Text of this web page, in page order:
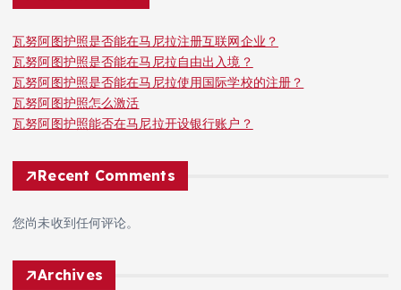
瓦努阿图护照是否能在马尼拉注册互联网企业？
瓦努阿图护照是否能在马尼拉自由出入境？
瓦努阿图护照是否能在马尼拉使用国际学校的注册？
瓦努阿图护照怎么激活
瓦努阿图护照能否在马尼拉开设银行账户？
Recent Comments
您尚未收到任何评论。
Archives